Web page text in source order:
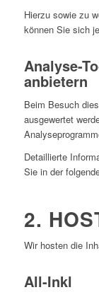
Hierzu sowie zu
können Sie sich
Analyse-
anbietern
Beim Besuch
ausgewertet
Detaillierte
Sie in der
2.
Wir hosten die
All-Inkl